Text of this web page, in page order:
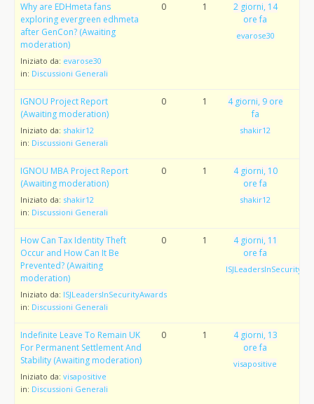
Why are EDHmeta fans
exploring evergreen edhmeta
after GenCon? (Awaiting
moderation)
Iniziato da: evarose30
in: Discussioni Generali
0 1
2 giorni, 14
ore fa
evarose30
IGNOU Project Report
(Awaiting moderation)
Iniziato da: shakir12
in: Discussioni Generali
0 1
4 giorni, 9 ore
fa
shakir12
IGNOU MBA Project Report
(Awaiting moderation)
Iniziato da: shakir12
in: Discussioni Generali
0 1
4 giorni, 10
ore fa
shakir12
How Can Tax Identity Theft
Occur and How Can It Be
Prevented? (Awaiting
moderation)
Iniziato da: ISJLeadersInSecurityAwards
in: Discussioni Generali
0 1
4 giorni, 11
ore fa
Indefinite Leave To Remain UK
For Permanent Settlement And
Stability (Awaiting moderation)
Iniziato da: visapositive
in: Discussioni Generali
0 1
4 giorni, 13
ore fa
visapositive